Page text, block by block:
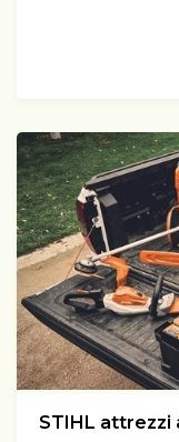
STIHL attrezzi